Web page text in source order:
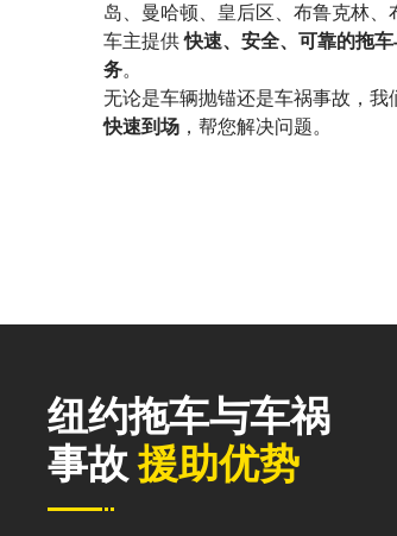
岛、曼哈顿、皇后区、布鲁克林、
车主提供快速、安全、可靠的拖
务。
无论是车辆抛锚还是车祸事故，我
快速到场 ，帮您解决问题。
纽约拖车与车祸
事故援助优势